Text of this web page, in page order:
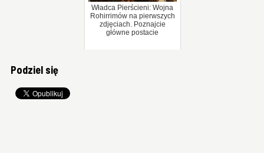
Władca Pierścieni: Wojna
Rohirrimów na pierwszych
zdjęciach. Poznajcie
główne postacie
Podziel się